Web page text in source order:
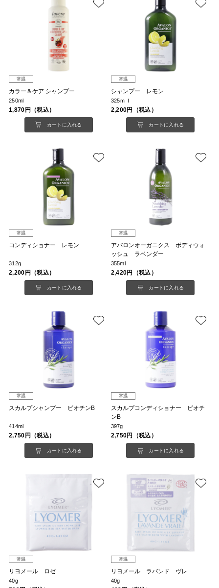
常温
カラー＆ケア シャンプー
250ml
1,870円（税込）
カートに入れる
常温
シャンプー レモン
325ｍｌ
2,200円（税込）
カートに入れる
常温
コンディショナー レモン
312g
2,200円（税込）
カートに入れる
常温
アバロンオーガニクス ボディウォ
ッシュ ラベンダー
355ml
2,420円（税込）
カートに入れる
常温
スカルプシャンプー ビオチンB
414ml
2,750円（税込）
カートに入れる
常温
スカルプコンディショナー ビオチ
ンB
397g
2,750円（税込）
カートに入れる
常温
リヨメール ロゼ
40g
常温
リヨメール ラバンド ヴレ
40g